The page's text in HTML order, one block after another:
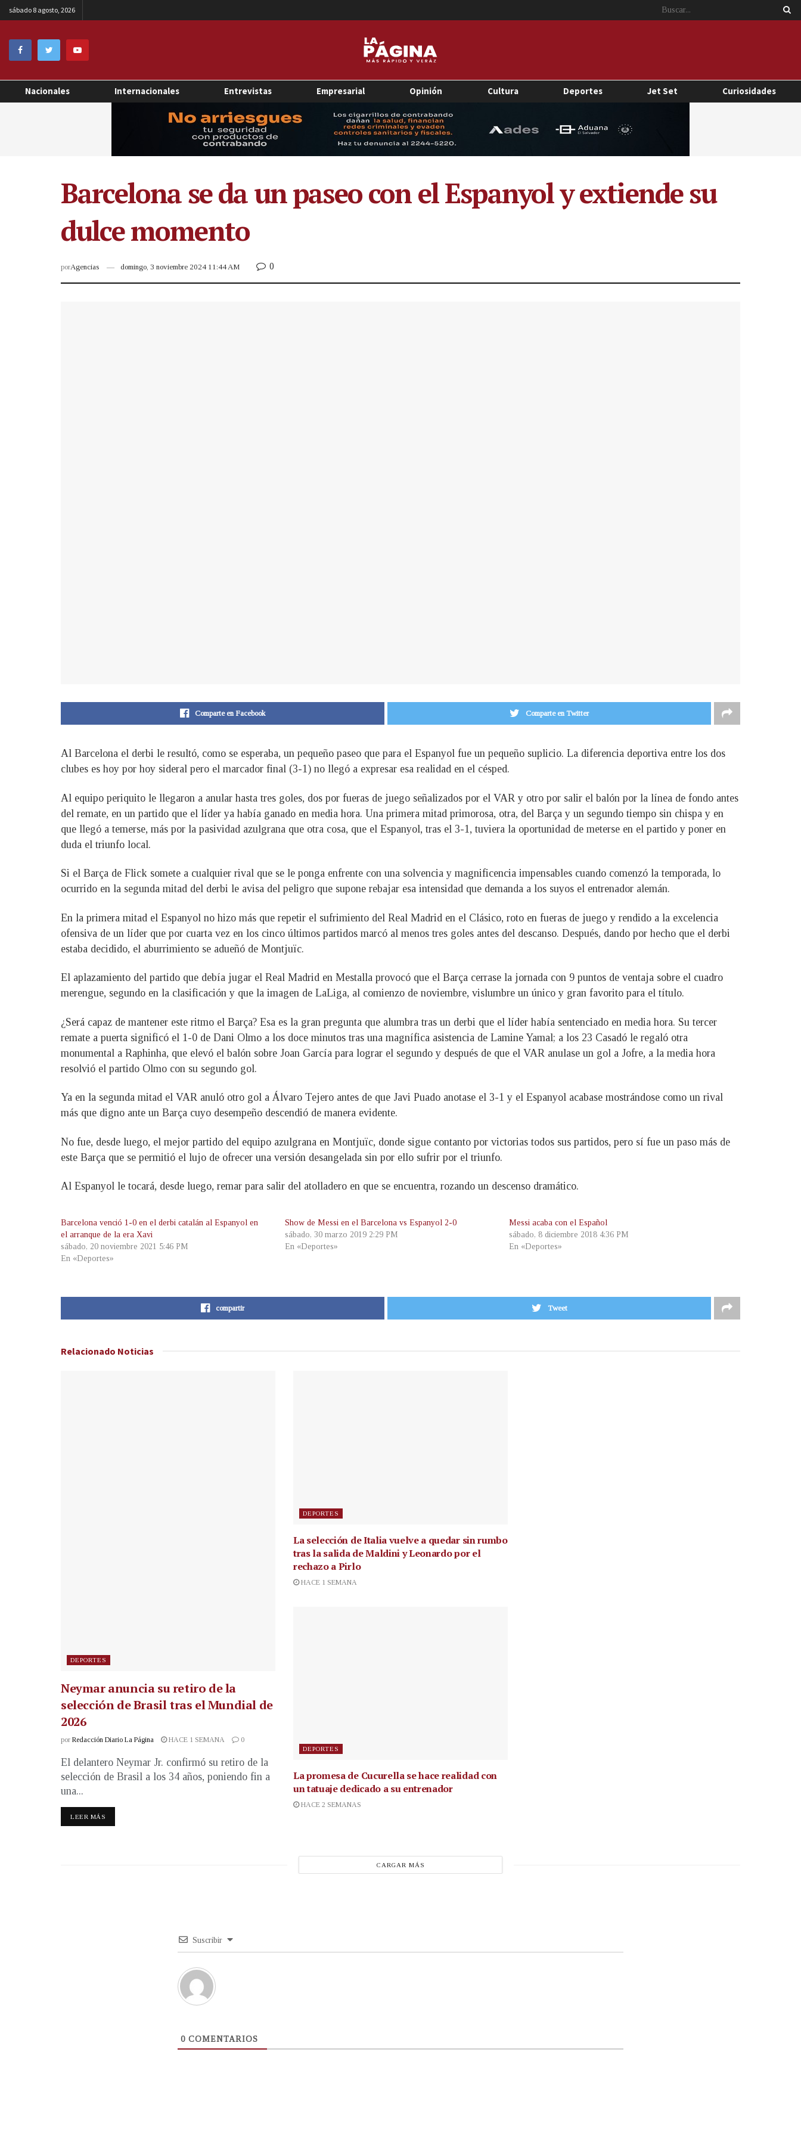
sábado 8 agosto, 2026
Nacionales Internacionales Entrevistas Empresarial Opinión Cultura Deportes Jet Set Curiosidades
Barcelona se da un paseo con el Espanyol y extiende su
dulce momento
porAgencias domingo, 3 noviembre 2024 11:44 AM 0
Comparte en Facebook Comparte en Twitter
Al Barcelona el derbi le resultó, como se esperaba, un pequeño paseo que para el Espanyol fue un pequeño suplicio. La diferencia deportiva entre los dos
clubes es hoy por hoy sideral pero el marcador final (3-1) no llegó a expresar esa realidad en el césped.
Al equipo periquito le llegaron a anular hasta tres goles, dos por fueras de juego señalizados por el VAR y otro por salir el balón por la línea de fondo antes
del remate, en un partido que el líder ya había ganado en media hora. Una primera mitad primorosa, otra, del Barça y un segundo tiempo sin chispa y en
que llegó a temerse, más por la pasividad azulgrana que otra cosa, que el Espanyol, tras el 3-1, tuviera la oportunidad de meterse en el partido y poner en
duda el triunfo local.
Si el Barça de Flick somete a cualquier rival que se le ponga enfrente con una solvencia y magnificencia impensables cuando comenzó la temporada, lo
ocurrido en la segunda mitad del derbi le avisa del peligro que supone rebajar esa intensidad que demanda a los suyos el entrenador alemán.
En la primera mitad el Espanyol no hizo más que repetir el sufrimiento del Real Madrid en el Clásico, roto en fueras de juego y rendido a la excelencia
ofensiva de un líder que por cuarta vez en los cinco últimos partidos marcó al menos tres goles antes del descanso. Después, dando por hecho que el derbi
estaba decidido, el aburrimiento se adueñó de Montjuïc.
El aplazamiento del partido que debía jugar el Real Madrid en Mestalla provocó que el Barça cerrase la jornada con 9 puntos de ventaja sobre el cuadro
merengue, segundo en la clasificación y que la imagen de LaLiga, al comienzo de noviembre, vislumbre un único y gran favorito para el título.
¿Será capaz de mantener este ritmo el Barça? Esa es la gran pregunta que alumbra tras un derbi que el líder había sentenciado en media hora. Su tercer
remate a puerta significó el 1-0 de Dani Olmo a los doce minutos tras una magnífica asistencia de Lamine Yamal; a los 23 Casadó le regaló otra
monumental a Raphinha, que elevó el balón sobre Joan García para lograr el segundo y después de que el VAR anulase un gol a Jofre, a la media hora
resolvió el partido Olmo con su segundo gol.
Ya en la segunda mitad el VAR anuló otro gol a Álvaro Tejero antes de que Javi Puado anotase el 3-1 y el Espanyol acabase mostrándose como un rival
más que digno ante un Barça cuyo desempeño descendió de manera evidente.
No fue, desde luego, el mejor partido del equipo azulgrana en Montjuïc, donde sigue contanto por victorias todos sus partidos, pero sí fue un paso más de
este Barça que se permitió el lujo de ofrecer una versión desangelada sin por ello sufrir por el triunfo.
Al Espanyol le tocará, desde luego, remar para salir del atolladero en que se encuentra, rozando un descenso dramático.
Barcelona venció 1-0 en el derbi catalán al Espanyol en
el arranque de la era Xavi
sábado, 20 noviembre 2021 5:46 PM
En «Deportes»
Show de Messi en el Barcelona vs Espanyol 2-0
sábado, 30 marzo 2019 2:29 PM
En «Deportes»
Messi acaba con el Español
sábado, 8 diciembre 2018 4:36 PM
En «Deportes»
compartir Tweet
Relacionado Noticias
DEPORTES
Neymar anuncia su retiro de la
selección de Brasil tras el Mundial de
2026
por Redacción Diario La Página HACE 1 SEMANA 0
El delantero Neymar Jr. confirmó su retiro de la
selección de Brasil a los 34 años, poniendo fin a
una...
LEER MÁS
DEPORTES
La selección de Italia vuelve a quedar sin rumbo
tras la salida de Maldini y Leonardo por el
rechazo a Pirlo
HACE 1 SEMANA
DEPORTES
La promesa de Cucurella se hace realidad con
un tatuaje dedicado a su entrenador
HACE 2 SEMANAS
CARGAR MÁS
Suscribir
0 COMENTARIOS